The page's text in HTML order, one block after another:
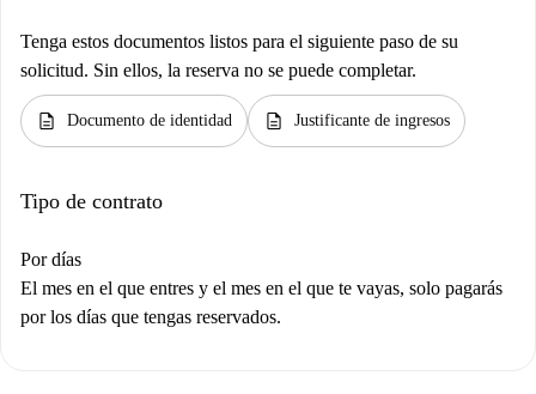
Tenga estos documentos listos para el siguiente paso de su
solicitud. Sin ellos, la reserva no se puede completar.
description Documento de identidad description Justificante de ingresos
Tipo de contrato
Por días
El mes en el que entres y el mes en el que te vayas, solo pagarás
por los días que tengas reservados.